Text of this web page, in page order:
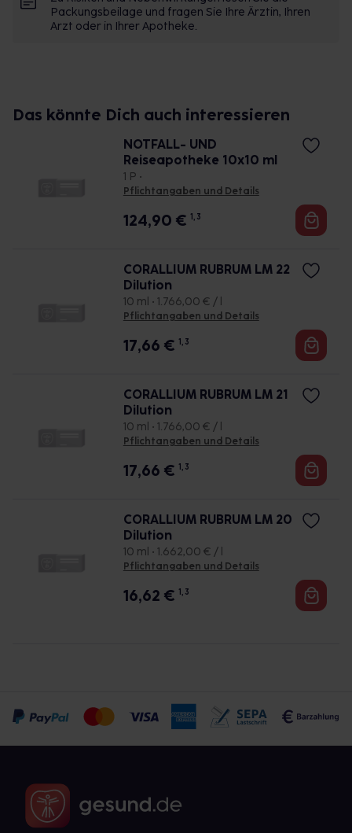
Packungsbeilage und fragen Sie Ihre Ärztin, Ihren
Arzt oder in Ihrer Apotheke.
Das könnte Dich auch interessieren
NOTFALL- UND
Reiseapotheke 10x10 ml
1 P •
Pflichtangaben und Details
124,90 € 1, 3
CORALLIUM RUBRUM LM 22
Dilution
10 ml • 1.766,00 € / l
Pflichtangaben und Details
17,66 € 1, 3
CORALLIUM RUBRUM LM 21
Dilution
10 ml • 1.766,00 € / l
Pflichtangaben und Details
17,66 € 1, 3
CORALLIUM RUBRUM LM 20
Dilution
10 ml • 1.662,00 € / l
Pflichtangaben und Details
16,62 € 1, 3